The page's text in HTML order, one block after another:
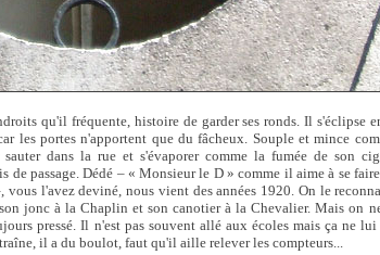
qu'il fréquente, histoire de garder ses ronds. Il s'éclipse
les portes n'apportent que du fâcheux. Souple et mince
dans la rue et s'évaporer comme la fumée de son
passage. Dédé – « Monsieur le D » comme il aime à se
l'avez deviné, nous vient des années 1920. On le
jonc à la Chaplin et son canotier à la Chevalier. Mais on
pressé. Il n'est pas souvent allé aux écoles mais ça ne lui
il a du boulot, faut qu'il aille relever les compteurs...